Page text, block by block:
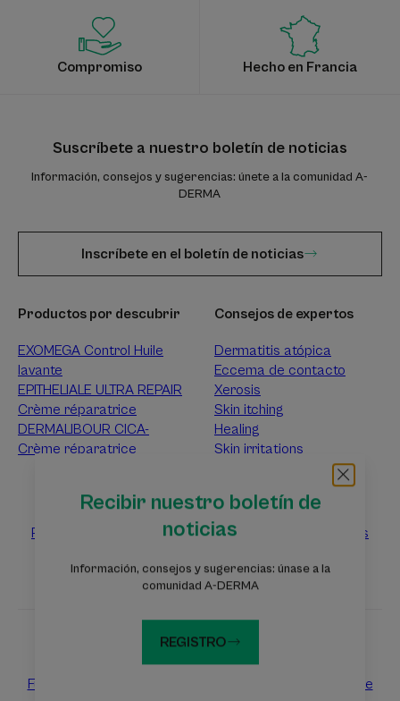
Recibir nuestro boletín de
noticias
Información, consejos y sugerencias: únase a la
comunidad A-DERMA
REGISTRO
Compromiso Hecho en Francia
Suscríbete a nuestro boletín de noticias
Información, consejos y sugerencias: únete a la comunidad A-
DERMA
Inscríbete en el boletín de noticias
Productos por descubrir
EXOMEGA Control Huile
lavante
EPITHELIALE ULTRA REPAIR
Crème réparatrice
DERMALIBOUR CICA-
Crème réparatrice
Consejos de expertos
Dermatitis atópica
Eccema de contacto
Xerosis
Skin itching
Healing
Skin irritations
Acerca de A-DERMA
Preguntas frecuentesPonte en contacto con nosotros
Sitios web del grupo Pierre Fabre
Fundación Eczema Laboratoires Pierre Fabre